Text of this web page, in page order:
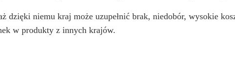
dzięki niemu kraj może uzupełnić brak, niedobór, wysokie
w produkty z innych krajów.